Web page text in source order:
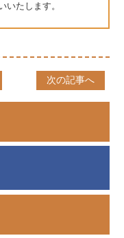
いたします。
次の記事へ